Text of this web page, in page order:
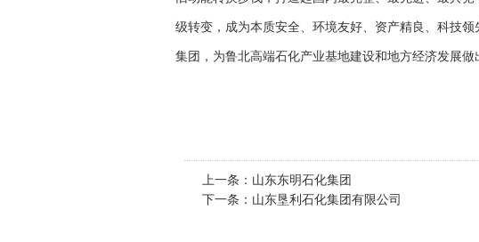
级转变，成为本质安全、环境友好、资产精良、科技
集团，为鲁北高端石化产业基地建设和地方经济发展做
上一条： 山东东明石化集团
下一条： 山东垦利石化集团有限公司